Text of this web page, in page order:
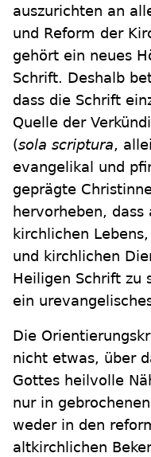
auszurichten an
und Reform der
gehört ein neues
Schrift. Deshalb
dass die Schrift
Quelle der
(sola scriptura,
evangelikal und
geprägte
hervorheben, dass
kirchlichen
und kirchlichen
Heiligen Schrift zu
ein
Die
nicht etwas, über
Gottes heilvolle
nur in
weder in den
altkirchlichen